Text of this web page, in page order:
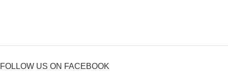
FOLLOW US ON FACEBOOK